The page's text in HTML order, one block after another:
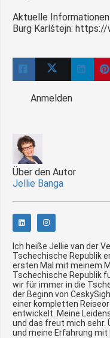
Aktuelle
Burg Karlštejn:
Anmelden
Über den Autor
Jellie Banga
Ich heiße Jellie van der
Tschechische Republik
ersten Mal mit meinem
Tschechische Republik
wir für immer in die
der Beginn von
einer kompletten
entwickelt. Meine
und das freut mich sehr.
und meine Erfahrung mit